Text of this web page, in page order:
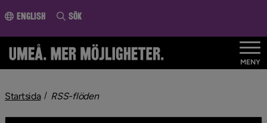
innehållet
English Sök
MENY
Startsida RSS-flödennivå i brödsmulenavigeringen